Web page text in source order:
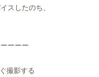
スしたのち、
ーーー
撮影する